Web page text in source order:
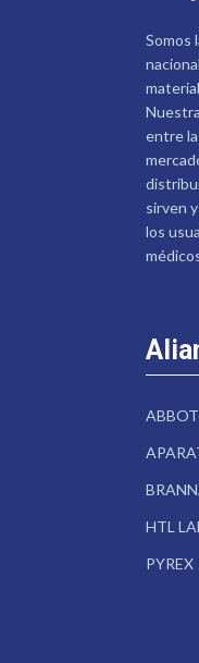
Somos
entre
sirven
los
HTL
PYREX